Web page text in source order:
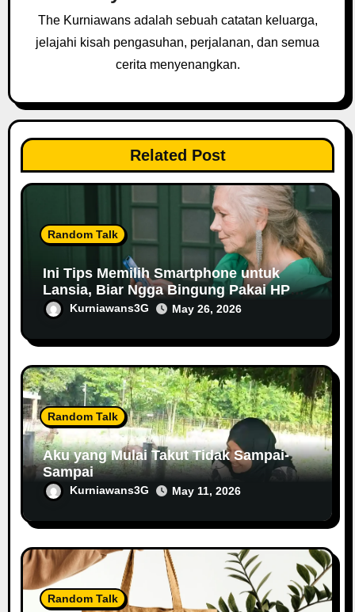
a
o
n
The Kurniawans adalah sebuah catatan keluarga,
jelajahi kisah pengasuhan, perjalanan, dan semua
cerita menyenangkan.
Related Post
Random Talk
Ini Tips Memilih Smartphone untuk
Lansia, Biar Ngga Bingung Pakai HP
BaruKurniawans3G May 26, 2026
Random Talk
Aku yang Mulai Takut Tidak Sampai-
Sampai
Kurniawans3G May 11, 2026
Random Talk